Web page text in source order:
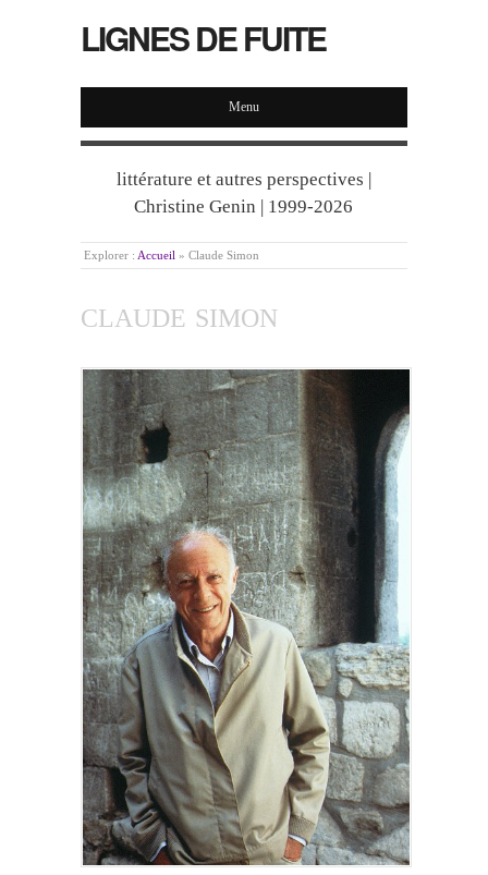
LIGNES DE FUITE
Menu
littérature et autres perspectives |
Christine Genin | 1999-2026
Explorer : Accueil » Claude Simon
CLAUDE SIMON